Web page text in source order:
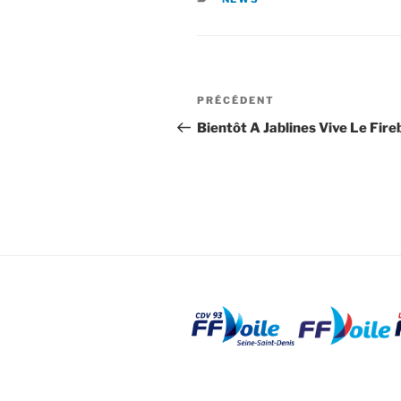
Navigation
de
Article
précédent
PRÉCÉDENT
Bientôt A Jablines Vive Le